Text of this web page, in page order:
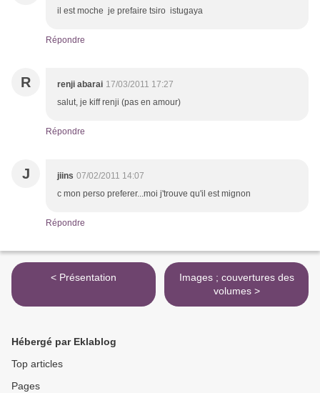
il est moche je prefaire tsiro istugaya
Répondre
R renji abarai 17/03/2011 17:27
salut, je kiff renji (pas en amour)
Répondre
J jiins 07/02/2011 14:07
c mon perso preferer...moi j'trouve qu'il est mignon
Répondre
< Présentation
Images ; couvertures des
volumes >
Hébergé par Eklablog
Top articles
Pages